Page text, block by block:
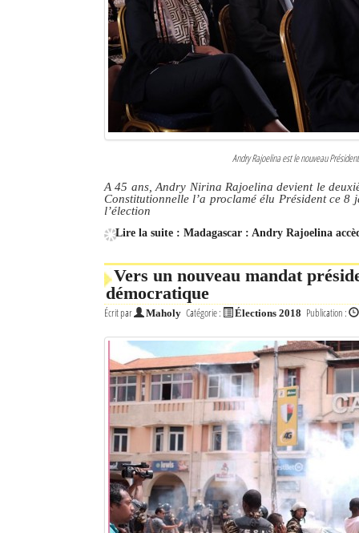
Le Nord de Madagascar
L'actualité du tourisme
Sites touristiques
Diego Suarez Pratique
Andry Rajoelina est le nouveau
A 45 ans, Andry Nirina Rajoelina devient le
Constitutionnelle l’a proclamé élu Président ce
l’élection
Lire la suite : Madagascar : Andry Rajoelina
Vers un nouveau mandat
démocratique
Écrit par Maholy Catégorie : Élections 2018 Publication :